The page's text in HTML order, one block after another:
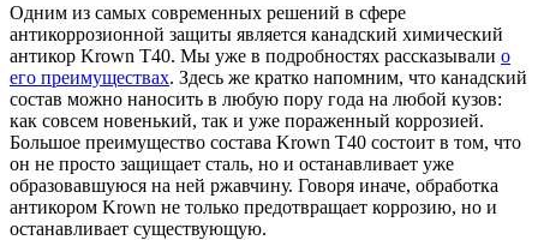
Одним из самых современных решений в сфере
антикоррозионной защиты является канадский химический
антикор Krown Т40. Мы уже в подробностях рассказывали о
его преимуществах. Здесь же кратко напомним, что канадский
состав можно наносить в любую пору года на любой кузов:
как совсем новенький, так и уже пораженный коррозией.
Большое преимущество состава Krown T40 состоит в том, что
он не просто защищает сталь, но и останавливает уже
образовавшуюся на ней ржавчину. Говоря иначе, обработка
антикором Krown не только предотвращает коррозию, но и
останавливает существующую.